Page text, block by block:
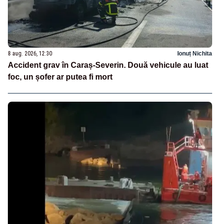
8 aug. 2026, 12:30 Ionuț Nichita
Accident grav în Caraș-Severin. Două vehicule au luat
foc, un șofer ar putea fi mort